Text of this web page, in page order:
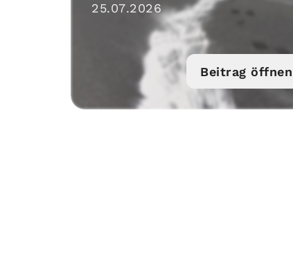
25.07.2026
Beitrag öffnen